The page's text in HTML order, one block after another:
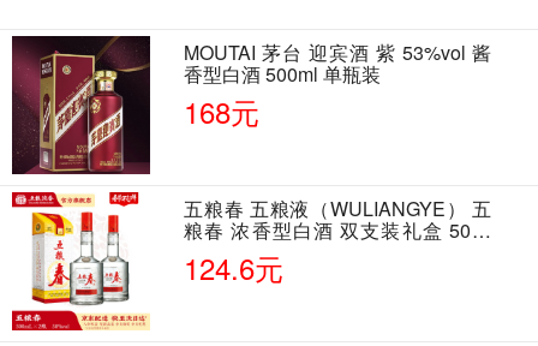
MOUTAI 茅台 迎宾酒 紫 53%vol 酱
香型白酒 500ml 单瓶装
168元
五粮春 五粮液（WULIANGYE） 五
粮春 浓香型白酒 双支装礼盒 50度
500ml*2瓶 含酒具
124.6元